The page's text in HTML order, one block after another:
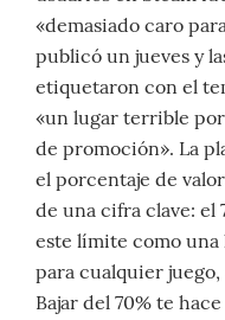
«demasiado caro
publicó un jueves y
etiquetaron con el
«un lugar terrible
de promoción». La
el porcentaje de
de una cifra clave: el
este límite como una
para cualquier
Bajar del 70% te